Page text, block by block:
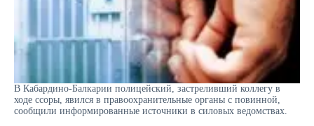
В Кабардино-Балкарии полицейский, застреливший коллегу в
ходе ссоры, явился в правоохранительные органы с повинной,
сообщили информированные источники в силовых ведомствах.